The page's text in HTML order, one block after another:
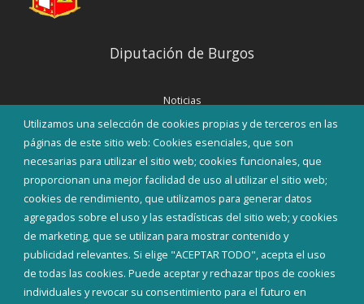
Utilizamos una selección de cookies propias y de terceros en las
páginas de este sitio web: Cookies esenciales, que son
necesarias para utilizar el sitio web; cookies funcionales, que
proporcionan una mejor facilidad de uso al utilizar el sitio web;
cookies de rendimiento, que utilizamos para generar datos
agregados sobre el uso y las estadísticas del sitio web; y cookies
de marketing, que se utilizan para mostrar contenido y
publicidad relevantes. Si elige "ACEPTAR TODO", acepta el uso
de todas las cookies. Puede aceptar y rechazar tipos de cookies
individuales y revocar su consentimiento para el futuro en
Diputación de Burgos
Noticias
Eventos
Corporación Municipal
Teléfonos de interés
INICIAR SESIÓN
MAPA WEB